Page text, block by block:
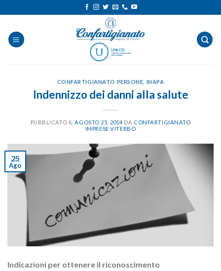
ai
contenuti
CONFARTIGIANATO PERSONE INAPA
Indennizzo dei danni alla salute
PUBBLICATO IL AGOSTO 25, 2014 DA CONFARTIGIANATO
IMPRESE VITERBO
25
Ago
Indicazioni per ottenere il riconoscimento